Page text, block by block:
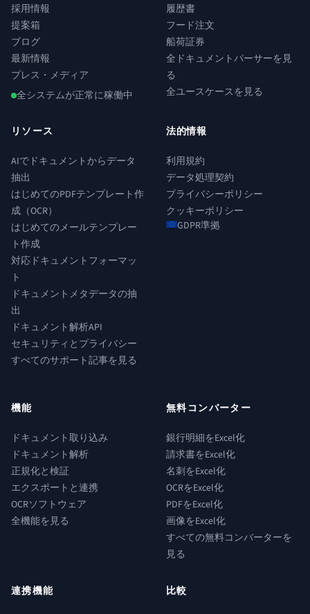
採用情報
提案箱
ブログ
最新情報
プレス・メディア
全システムが正常に稼働中
履歴書
フード注文
船荷証券
全ドキュメントパーサーを見
る
全ユースケースを見る
リソース
AIでドキュメントからデータ
抽出
はじめてのPDFテンプレート作
成（OCR）
はじめてのメールテンプレー
ト作成
対応ドキュメントフォーマッ
ト
ドキュメントメタデータの抽
出
ドキュメント解析API
セキュリティとプライバシー
すべてのサポート記事を見る
法的情報
利用規約
データ処理契約
プライバシーポリシー
クッキーポリシー
GDPR準拠
機能
ドキュメント取り込み
ドキュメント解析
正規化と検証
エクスポートと連携
OCRソフトウェア
全機能を見る
無料コンバーター
銀行明細をExcel化
請求書をExcel化
名刺をExcel化
OCRをExcel化
PDFをExcel化
画像をExcel化
すべての無料コンバーターを
見る
連携機能 比較